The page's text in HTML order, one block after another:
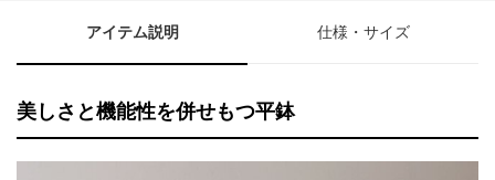
アイテム説明 仕様・サイズ
美しさと機能性を併せもつ平鉢